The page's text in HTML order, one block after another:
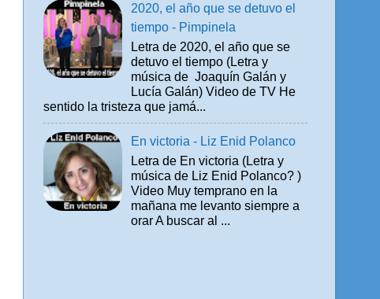
2020, el año que se detuvo el
tiempo - Pimpinela
Letra de 2020, el año que se
detuvo el tiempo (Letra y
música de Joaquín Galán y
Lucía Galán) Video de TV He
sentido la tristeza que jamá...
En victoria - Liz Enid Polanco
Letra de En victoria (Letra y
música de Liz Enid Polanco? )
Video Muy temprano en la
mañana me levanto siempre a
orar A buscar al ...